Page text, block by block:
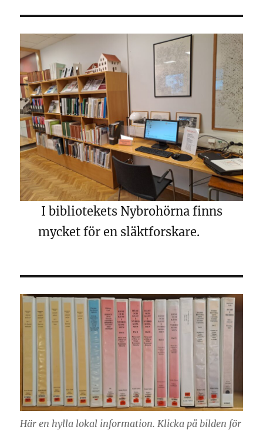
I bibliotekets Nybrohörna finns
mycket för en släktforskare.
Här en hylla lokal information. Klicka på bilden för